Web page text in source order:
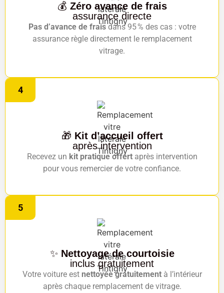
💰 Zéro avance de frais
assurance directe
Pas d’avance de fraisdans 95 % des cas : votre
assurance règle directement le remplacement
vitrage.
4
🎁 Kit d’accueil offert
après intervention
Recevez un kit pratique offertaprès intervention
pour vous remercier de votre confiance.
5
✨ Nettoyage de courtoisie
inclus gratuitement
Votre voiture est nettoyée gratuitementà l’intérieur
après chaque remplacement de vitrage.